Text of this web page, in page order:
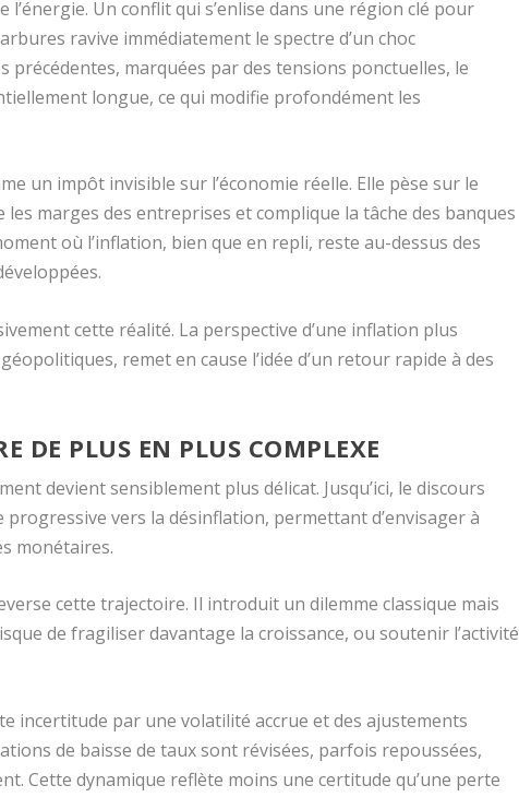
Un conflit qui s’enlise dans une région clé pour
ravive immédiatement le spectre d’un choc
marquées par des tensions ponctuelles, le
longue, ce qui modifie profondément les
un impôt invisible sur l’économie réelle. Elle pèse sur le
les marges des entreprises et complique la tâche des banques
où l’inflation, bien que en repli, reste au-dessus des
cette réalité. La perspective d’une inflation plus
remet en cause l’idée d’un retour rapide à des
DE PLUS EN PLUS COMPLEXE
devient sensiblement plus délicat. Jusqu’ici, le discours
vers la désinflation, permettant d’envisager à
monétaires.
cette trajectoire. Il introduit un dilemme classique mais
de fragiliser davantage la croissance, ou soutenir l’activité
incertitude par une volatilité accrue et des ajustements
de baisse de taux sont révisées, parfois repoussées,
Cette dynamique reflète moins une certitude qu’une perte